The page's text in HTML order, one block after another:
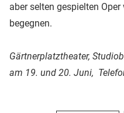
aber selten gespielten
begegnen.
Gärtnerplatztheater,
am 19. und 20. Juni,